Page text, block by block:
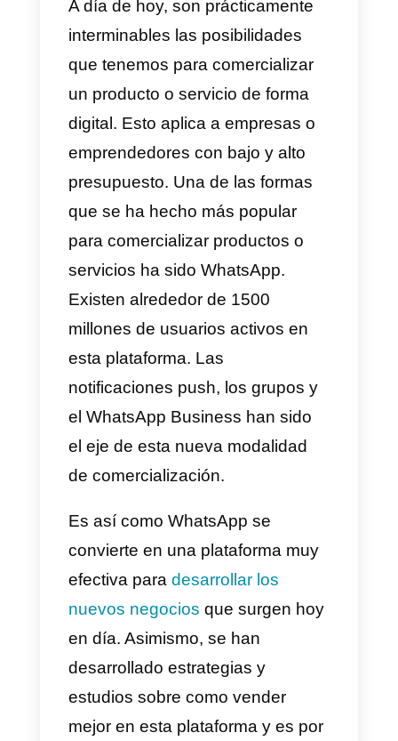
el influencer Marketing,
estrategias digitales para redes
sociales, E-commerce que
venden netamente por internet,
modelos de negocio como el
Marketing de afiliados,
que venden solo por WhatsApp
mucho más.
A día de hoy, son prácticamente
interminables las posibilidades
que tenemos para comercializar
un producto o servicio de forma
digital. Esto aplica a empresas o
presupuesto. Una de las formas
que se ha hecho más popular
para comercializar productos o
servicios ha sido WhatsApp.
Existen alrededor de 1500
millones de usuarios activos en